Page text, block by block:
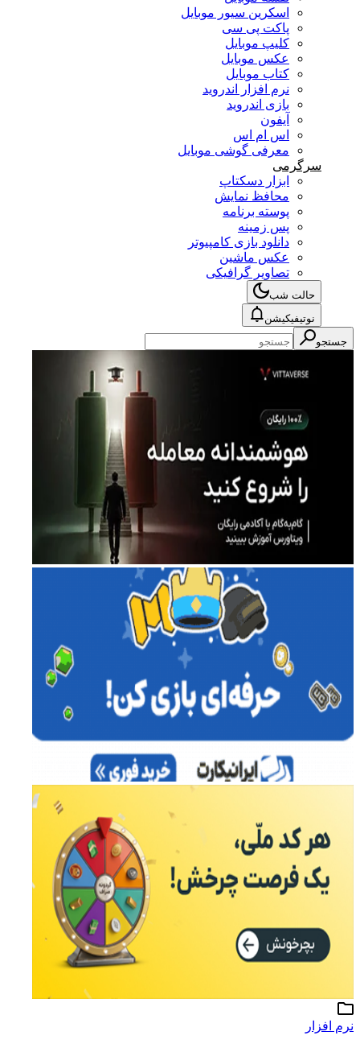
اسکرین سیور موبایل
پاکت پی سی
کلیپ موبایل
عکس موبایل
کتاب موبایل
نرم افزار اندروید
بازی اندروید
آیفون
اس ام اس
معرفی گوشی موبایل
سرگرمی
ابزار دسکتاپ
محافظ نمایش
پوسته برنامه
پس زمینه
دانلود بازی کامپیوتر
عکس ماشین
تصاویر گرافیکی
حالت شب
نوتیفیکیشن
جستجو
نرم افزار